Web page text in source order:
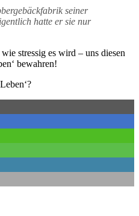
seiner
hatte er sie nur
stressig es wird – uns diesen
bewahren!